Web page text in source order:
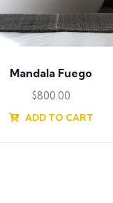
Mandala Fuego
$800.00
ADD TO CART